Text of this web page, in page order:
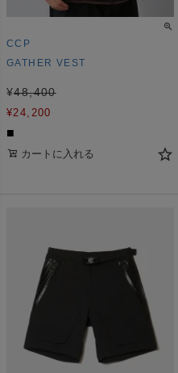
CCP
GATHER VEST
¥48,400
¥24,200
■
カートに入れる